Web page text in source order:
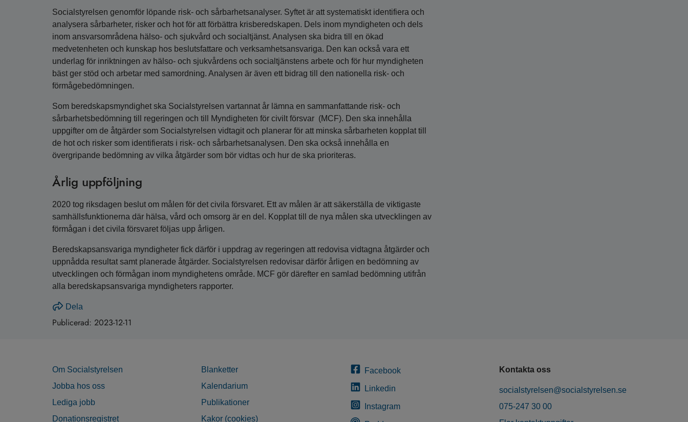
Socialstyrelsen genomför löpande risk- och sårbarhetsanalyser. Syftet är att systematiskt identifiera och
analysera sårbarheter, risker och hot för att förbättra krisberedskapen. Dels inom myndigheten och dels
inom ansvarsområdena hälso- och sjukvård och socialtjänst. Analysen ska bidra till en ökad
medvetenheten och kunskap hos beslutsfattare och verksamhetsansvariga. Den kan också vara ett
underlag för inriktningen av hälso- och sjukvårdens och socialtjänstens arbete och för hur myndigheten
bäst ger stöd och arbetar med samordning. Analysen är även ett bidrag till den nationella risk- och
förmågebedömningen.
Som beredskapsmyndighet ska Socialstyrelsen vartannat år lämna en sammanfattande risk- och
sårbarhetsbedömning till regeringen och till Myndigheten för civilt försvar (MCF). Den ska innehålla
uppgifter om de åtgärder som Socialstyrelsen vidtagit och planerar för att minska sårbarheten kopplat till
de hot och risker som identifierats i risk- och sårbarhetsanalysen. Den ska också innehålla en
övergripande bedömning av vilka åtgärder som bör vidtas och hur de ska prioriteras.
Årlig uppföljning
2020 tog riksdagen beslut om målen för det civila försvaret. Ett av målen är att säkerställa de viktigaste
samhällsfunktionerna där hälsa, vård och omsorg är en del. Kopplat till de nya målen ska utvecklingen av
förmågan i det civila försvaret följas upp årligen.
Beredskapsansvariga myndigheter fick därför i uppdrag av regeringen att redovisa vidtagna åtgärder och
uppnådda resultat samt planerade åtgärder. Socialstyrelsen redovisar därför årligen en bedömning av
utvecklingen och förmågan inom myndighetens område. MCF gör därefter en samlad bedömning utifrån
alla beredskapsansvariga myndigheters rapporter.
Dela
Publicerad: 2023-12-11
Om Socialstyrelsen
Jobba hos oss
Lediga jobb
Donationsregistret
Blanketter
Kalendarium
Publikationer
Kakor (cookies)
Facebook
Linkedin
Instagram
Kontakta oss
socialstyrelsen@socialstyrelsen.se
075-247 30 00